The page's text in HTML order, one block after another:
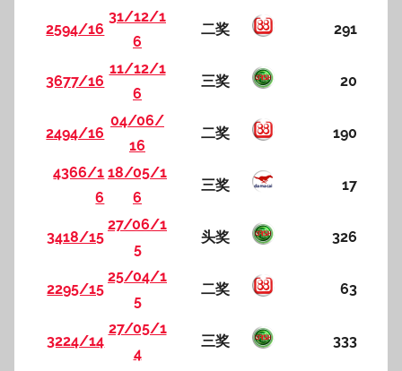
2594/16
31/12/1
6
二奖 291
3677/16
11/12/1
6
三奖 20
2494/16
04/06/
16
二奖 190
4366/1
6
18/05/1
6
三奖 17
3418/15
27/06/1
5
头奖 326
2295/15
25/04/1
5
二奖 63
3224/14
27/05/1
4
三奖 333